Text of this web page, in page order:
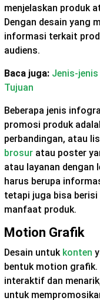
menjelaskan produk
Dengan desain yang
informasi terkait
audiens.
Baca juga: Jenis-
Tujuan
Beberapa jenis
promosi produk
perbandingan, atau
brosur atau poster
atau layanan dengan
harus berupa
tetapi juga bisa
manfaat produk.
Motion Grafik
Desain untuk konten
bentuk motion
interaktif dan
untuk